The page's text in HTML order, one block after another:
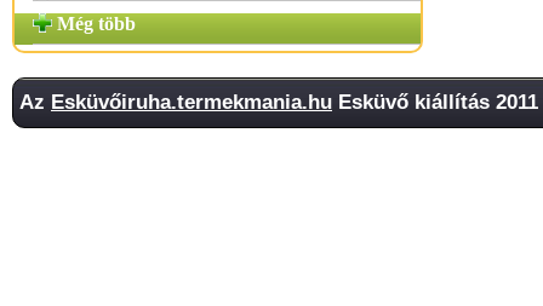
Még több
Az Esküvőiruha.termekmania.hu Esküvő kiállítás